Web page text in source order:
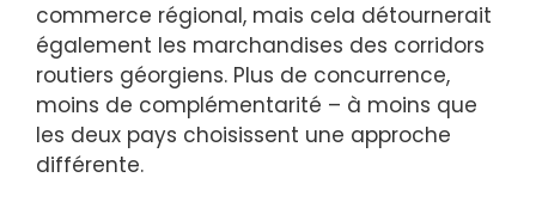
commerce régional, mais cela détournerait
également les marchandises des corridors
routiers géorgiens. Plus de concurrence,
moins de complémentarité – à moins que
les deux pays choisissent une approche
différente.